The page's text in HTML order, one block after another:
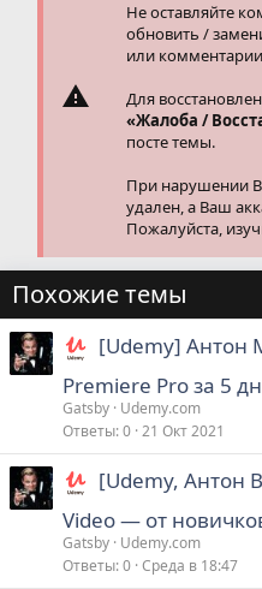
Не оставляйте
обновить /
или
Для
«Жалоба /
посте темы.
При нарушении
удален, а Ваш
Пожалуйста,
Похожие темы
[Udemy] Антон
Premiere Pro за 5
Gatsby Udemy.com
Ответы 0 21 Окт 2021
[Udemy, Антон
Video — от
Gatsby Udemy.com
Ответы 0 Среда в 18:47